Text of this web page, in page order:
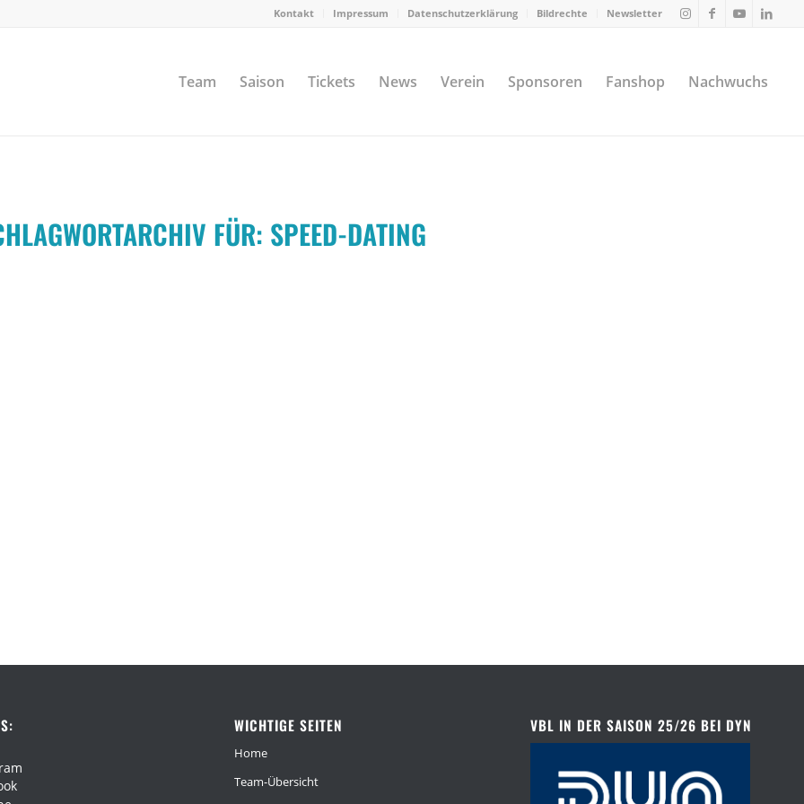
Kontakt Impressum Datenschutzerklärung Bildrechte Newsletter
Team Saison Tickets News Verein Sponsoren Fanshop Nachwuchs
FÜR: SPEED-DATING
WICHTIGE SEITEN
Home
Team-Übersicht
VBL IN DER SAISON 25/26 BEI DYN